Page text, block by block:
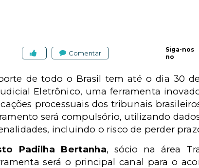
Comentar
Siga-nos
no
de todo o Brasil tem até o dia 30
Eletrônico, uma ferramenta
processuais dos tribunais
será compulsório, utilizando
incluindo o risco de perder
Padilha Bertanha, sócio na área
será o principal canal para o